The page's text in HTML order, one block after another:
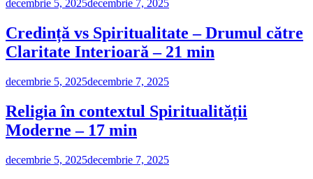
decembrie 5, 2025decembrie 7, 2025
Credință vs Spiritualitate – Drumul către
Claritate Interioară – 21 min
decembrie 5, 2025decembrie 7, 2025
Religia în contextul Spiritualității
Moderne – 17 min
decembrie 5, 2025decembrie 7, 2025